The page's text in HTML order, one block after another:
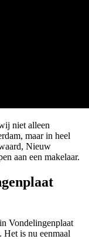
niet alleen
maar in heel
Nieuw
aan een makelaar.
Vondelingenplaat
is nu eenmaal